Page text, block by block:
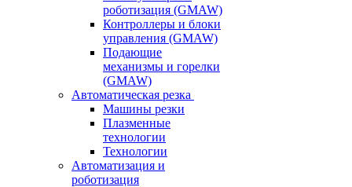
роботизация (GMAW)
Контроллеры и блоки
управления (GMAW)
Подающие
механизмы и горелки
(GMAW)
Автоматическая резка
Машины резки
Плазменные
технологии
Технологии
Автоматизация и
роботизация